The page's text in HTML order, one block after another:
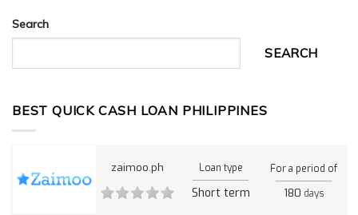
Search
SEARCH
BEST QUICK CASH LOAN PHILIPPINES
zaimoo.ph Loan type
Short term
For a period of
180 days